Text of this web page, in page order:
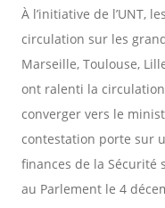
À l’initiative de l’UNT,
circulation sur les
Marseille, Toulouse,
ont ralenti la
converger vers le
contestation porte sur
finances de la Sécurité
au Parlement le 4